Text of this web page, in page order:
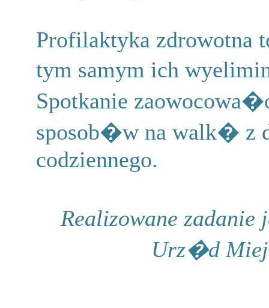
Profilaktyka zdrowotna
tym samym ich
Spotkanie
sposob�w na walk�
codziennego.
Realizowane
Urz�d